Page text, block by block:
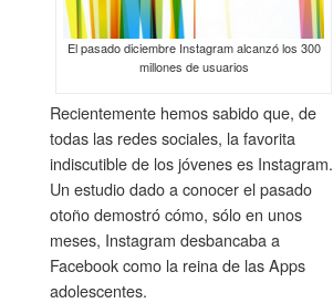
El pasado diciembre Instagram alcanzó los 300
millones de usuarios
Recientemente hemos sabido que, de
todas las redes sociales, la favorita
indiscutible de los jóvenes es Instagram.
Un estudio dado a conocer el pasado
otoño demostró cómo, sólo en unos
meses, Instagram desbancaba a
Facebook como la reina de las Apps
adolescentes.